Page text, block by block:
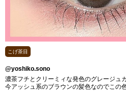
こげ茶目
@yoshiko.sono
濃茶フチとクリーミィな発色のグレージュ
今アッシュ系のブラウンの髪色なのでこの